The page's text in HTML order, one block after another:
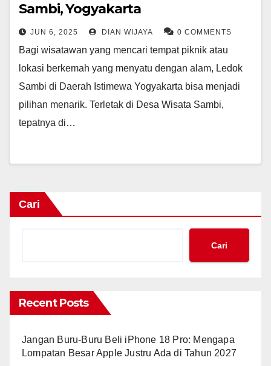
Sambi, Yogyakarta
JUN 6, 2025 DIAN WIJAYA 0 COMMENTS
Bagi wisatawan yang mencari tempat piknik atau
lokasi berkemah yang menyatu dengan alam, Ledok
Sambi di Daerah Istimewa Yogyakarta bisa menjadi
pilihan menarik. Terletak di Desa Wisata Sambi,
tepatnya di…
Cari
Cari
Recent Posts
Jangan Buru-Buru Beli iPhone 18 Pro: Mengapa
Lompatan Besar Apple Justru Ada di Tahun 2027